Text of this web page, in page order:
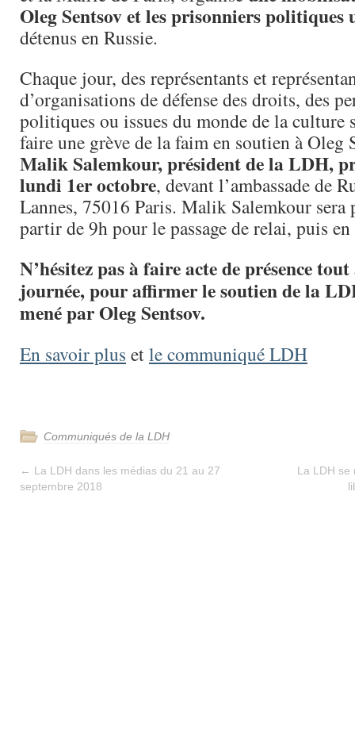
Oleg Sentsov et les prisonniers politiques
détenus en Russie.
Chaque jour, des représentants et
d’organisations de défense des droits, des
politiques ou issues du monde de la culture
faire une grève de la faim en soutien à Oleg
Malik Salemkour, président de la LDH,
lundi 1er octobre, devant l’ambassade de
Lannes, 75016 Paris. Malik Salemkour sera
partir de 9h pour le passage de relai, puis
N’hésitez pas à faire acte de présence
journée, pour affirmer le soutien de la
mené par Oleg Sentsov.
En savoir plus etle communiqué LDH
Communiqués de la LDH
← La LDH dans les médias du 21 au 27
septembre 2018
La LDH se